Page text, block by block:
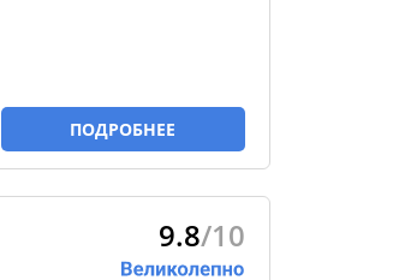
ПОДРОБНЕЕ
9.8/10